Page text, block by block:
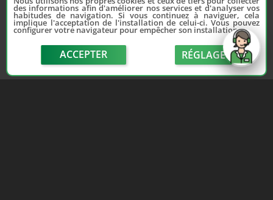
des informations afin d'améliorer nos services et d'analyser vos
habitudes de navigation. Si vous continuez à naviguer, cela
implique l'acceptation de l'installation de celui-ci. Vous pouvez
configurer votre navigateur pour empêcher son installation.
ACCEPTER RÉGLAGE